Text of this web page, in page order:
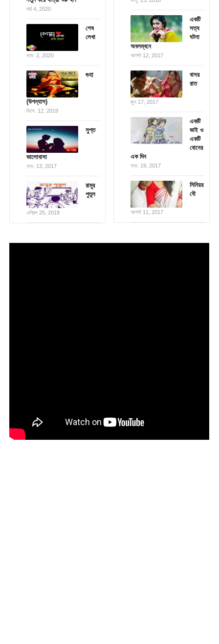
মার্চ 4, 2020
শেষ
লেখা
নভে. 2, 2020
গুহা
(উপন্যাস)
ডিসে. 12, 2019
সু্প্ত
ভালোবাসা
নভে. 13, 2017
রামুর
পুতুল
এপ্রিল 25, 2018
একটি
সত্য
ঘটনা
অবলম্বনে
আগস্ট 12, 2017
বাসর
রাত
জুন 17, 2017
একটি
ভাই ও
একটি
বোনের
এক দিন
নভে. 19, 2017
সিনিয়র
বৌ
আগস্ট 11, 2017